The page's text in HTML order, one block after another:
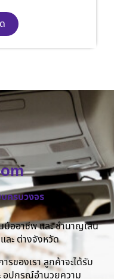
ครบวงจร
มืออาชีพ และ ชำนาญเส้น
ะ ต่างจังหวัด
รของเรา ลูกค้าจะได้รับ
อุปกรณ์อำนวยความ